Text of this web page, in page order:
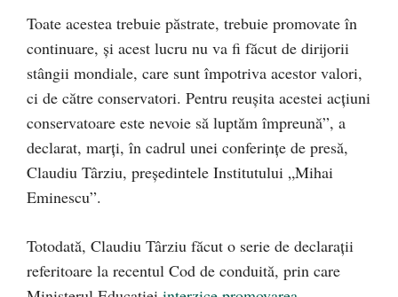
Toate acestea trebuie păstrate, trebuie promovate în
continuare, și acest lucru nu va fi făcut de dirijorii
stângii mondiale, care sunt împotriva acestor valori,
ci de către conservatori. Pentru reușita acestei acțiuni
conservatoare este nevoie să luptăm împreună”, a
declarat, marți, în cadrul unei conferințe de presă,
Claudiu Târziu, președintele Institutului „Mihai
Eminescu”.
Totodată, Claudiu Târziu făcut o serie de declarații
referitoare la recentul Cod de conduită, prin care